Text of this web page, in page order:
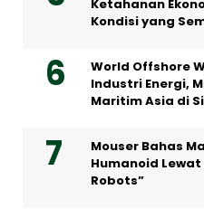
Ketahanan
Kondisi yang
World Offshore
Industri Energi,
Maritim Asia di
Mouser Bahas
Humanoid Lewat
Robots”